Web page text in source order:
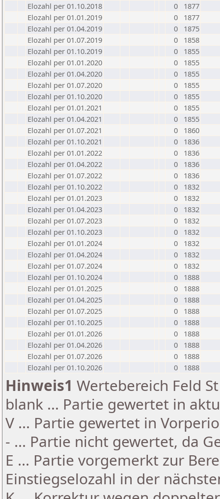
Elozahl per 01.10.2018
0
1877
Elozahl per 01.01.2019
0
1877
Elozahl per 01.04.2019
0
1875
Elozahl per 01.07.2019
0
1858
Elozahl per 01.10.2019
0
1855
Elozahl per 01.01.2020
0
1855
Elozahl per 01.04.2020
0
1855
Elozahl per 01.07.2020
0
1855
Elozahl per 01.10.2020
0
1855
Elozahl per 01.01.2021
0
1855
Elozahl per 01.04.2021
0
1855
Elozahl per 01.07.2021
0
1860
Elozahl per 01.10.2021
0
1836
Elozahl per 01.01.2022
0
1836
Elozahl per 01.04.2022
0
1836
Elozahl per 01.07.2022
0
1836
Elozahl per 01.10.2022
0
1832
Elozahl per 01.01.2023
0
1832
Elozahl per 01.04.2023
0
1832
Elozahl per 01.07.2023
0
1832
Elozahl per 01.10.2023
0
1832
Elozahl per 01.01.2024
0
1832
Elozahl per 01.04.2024
0
1832
Elozahl per 01.07.2024
0
1832
Elozahl per 01.10.2024
0
1888
Elozahl per 01.01.2025
0
1888
Elozahl per 01.04.2025
0
1888
Elozahl per 01.07.2025
0
1888
Elozahl per 01.10.2025
0
1888
Elozahl per 01.01.2026
0
1888
Elozahl per 01.04.2026
0
1888
Elozahl per 01.07.2026
0
1888
Elozahl per 01.10.2026
0 1888
Hinweis1 Wertebereich Feld
blank ... Partie gewertet in
V ... Partie gewertet in
- ... Partie nicht gewertet, da
E ... Partie vorgemerkt zur
Einstiegselozahl in der